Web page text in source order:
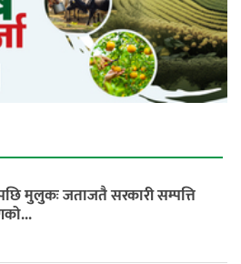
मुलुकः जताजतै सरकारी सम्पत्ति